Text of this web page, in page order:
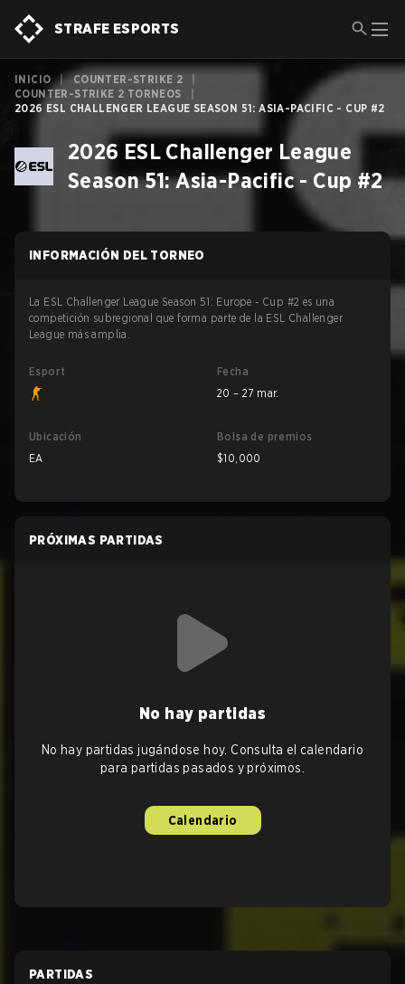
STRAFE ESPORTS
INICIO | COUNTER-STRIKE 2
COUNTER-STRIKE 2 TORNEOS
2026 ESL CHALLENGER LEAGUE SEASON 51: ASIA-PACIFIC - CUP #2
2026 ESL Challenger League
Season 51: Asia-Pacific - Cup #2
INFORMACIÓN DEL TORNEO
La ESL Challenger League Season 51: Europe - Cup #2 es una
competición subregional que forma parte de la ESL Challenger
League más amplia.
Esport
Fecha
20 – 27 mar.
Ubicación
EA
Bolsa de premios
$10,000
PRÓXIMAS PARTIDAS
No hay partidas
No hay partidas jugándose hoy. Consulta el calendario
para partidas pasados y próximos.
Calendario
PARTIDAS